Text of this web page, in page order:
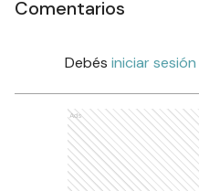
Comentarios
Debés iniciar sesión
Ads